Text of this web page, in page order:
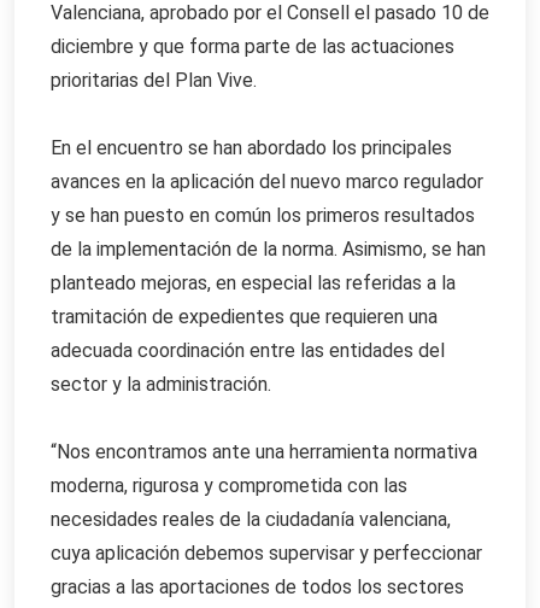
Valenciana, aprobado por el Consell el pasado 10 de
diciembre y que forma parte de las actuaciones
prioritarias del Plan Vive.
En el encuentro se han abordado los principales
avances en la aplicación del nuevo marco regulador
y se han puesto en común los primeros resultados
de la implementación de la norma. Asimismo, se han
planteado mejoras, en especial las referidas a la
tramitación de expedientes que requieren una
adecuada coordinación entre las entidades del
sector y la administración.
“Nos encontramos ante una herramienta normativa
moderna, rigurosa y comprometida con las
necesidades reales de la ciudadanía valenciana,
cuya aplicación debemos supervisar y perfeccionar
gracias a las aportaciones de todos los sectores